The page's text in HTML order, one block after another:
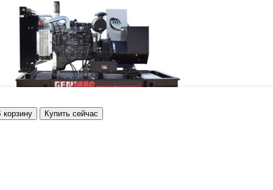
корзину Купить сейчас